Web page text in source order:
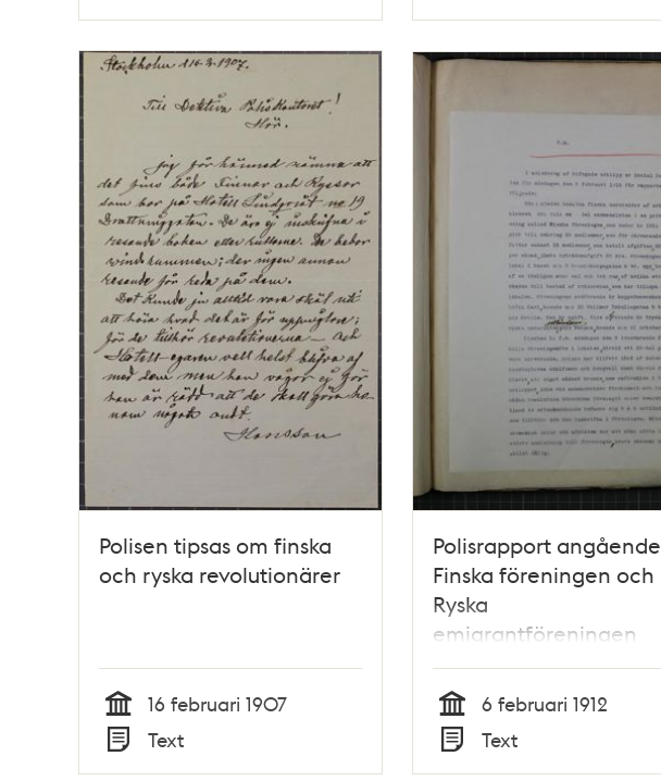
Typ Typ
Polisen tipsas om finska
och ryska revolutionärer
Tid
16 februari 1907
Typ
Text
Polisrapport angående
Finska föreningen och
Ryska
emigrantföreningen
Tid
6 februari 1912
Typ
Text